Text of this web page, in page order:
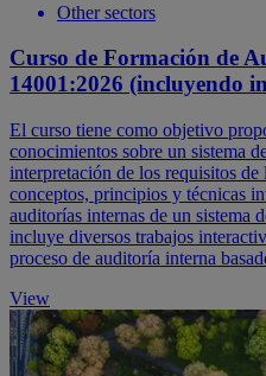
Other sectors
Curso de Formación de
14001:2026 (incluyendo
El curso tiene como objetivo
conocimientos sobre un sistema
interpretación de los requisitos
conceptos, principios y técnicas
auditorías internas de un sistema
incluye diversos trabajos
proceso de auditoría interna
View